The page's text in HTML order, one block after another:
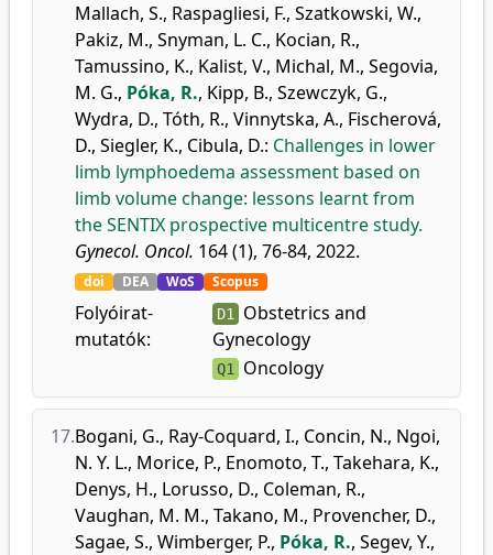
Mallach, S., Raspagliesi, F., Szatkowski, W.,
Pakiz, M., Snyman, L. C., Kocian, R.,
Tamussino, K., Kalist, V., Michal, M., Segovia,
M. G., Póka, R., Kipp, B., Szewczyk, G.,
Wydra, D., Tóth, R., Vinnytska, A., Fischerová,
D., Siegler, K., Cibula, D.: Challenges in lower
limb lymphoedema assessment based on
limb volume change: lessons learnt from
the SENTIX prospective multicentre study.
Gynecol. Oncol. 164 (1), 76-84, 2022.
doi DEA WoS Scopus
Folyóirat-
mutatók:
D1
Obstetrics and
Gynecology
Q1 Oncology
17.Bogani, G., Ray-Coquard, I., Concin, N., Ngoi,
N. Y. L., Morice, P., Enomoto, T., Takehara, K.,
Denys, H., Lorusso, D., Coleman, R.,
Vaughan, M. M., Takano, M., Provencher, D.,
Sagae, S., Wimberger, P., Póka, R., Segev, Y.,